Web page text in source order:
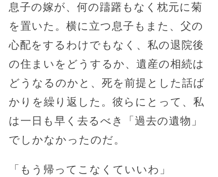
息子の嫁が、何の躊躇もなく枕元に菊
を置いた。横に立つ息子もまた、父の
心配をするわけでもなく、私の退院後
の住まいをどうするか、遺産の相続は
どうなるのかと、死を前提とした話ば
かりを繰り返した。彼らにとって、私
は一日も早く去るべき「過去の遺物」
でしかなかったのだ。
「もう帰ってこなくていいわ」